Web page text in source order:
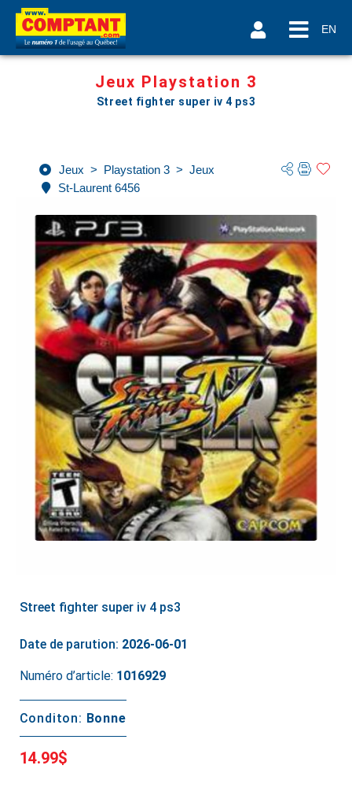
EN
Jeux Playstation 3
Street fighter super iv 4 ps3
Jeux > Playstation 3 > Jeux
St-Laurent 6456
Street fighter super iv 4 ps3
Date de parution: 2026-06-01
Numéro d’article: 1016929
Conditon: Bonne
14.99$